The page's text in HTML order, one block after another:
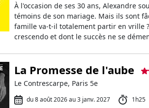
À l'occasion de ses 30 ans, Alexandre
témoins de son mariage. Mais ils sont
famille va-t-il totalement partir en vrille
crescendo et dont le succès ne se
La Promesse de l'aube
Le Contrescarpe, Paris 5e
du 8 août 2026 au 3 janv. 2027
1h25